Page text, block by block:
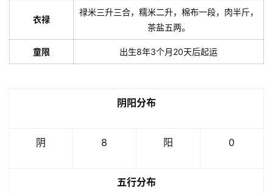
衣禄
禄米三升三合，糯米二升，棉布一段，肉半斤，
茶盐五两。
童限 出生8年3个月20天后起运
阴阳分布
阴 8 阳 0
五行分布